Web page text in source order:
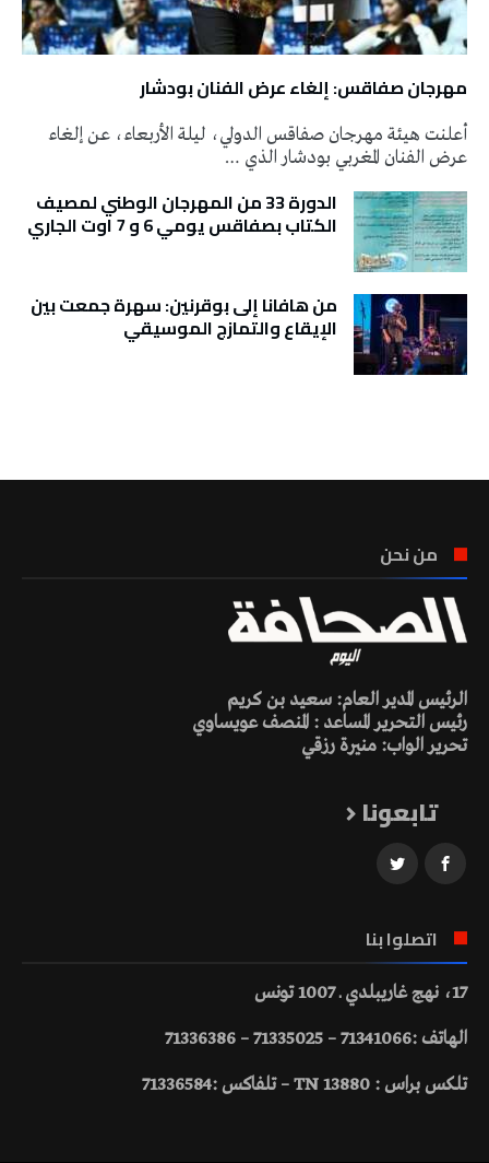
مهرجان صفاقس: إلغاء عرض الفنان بودشار
أعلنت هيئة مهرجان صفاقس الدولي، ليلة الأربعاء، عن إلغاء
عرض الفنان المغربي بودشار الذي …
الدورة 33 من المهرجان الوطني لمصيف
الكتاب بصفاقس يومي 6 و 7 اوت الجاري
من هافانا إلى بوقرنين: سهرة جمعت بين
الإيقاع والتمازج الموسيقي
من نحن
الرئيس المدير العام: سعيد بن كريم
رئيس التحرير المساعد : المنصف عويساوي
تحرير الواب: منيرة رزقي
تابعونا
اتصلوا بنا
17، نهج غاريبلدي ـ 1007 تونس
الهاتف :71341066 – 71335025 – 71336386
تلكس براس : 13880 TN – تلفاكس :71336584